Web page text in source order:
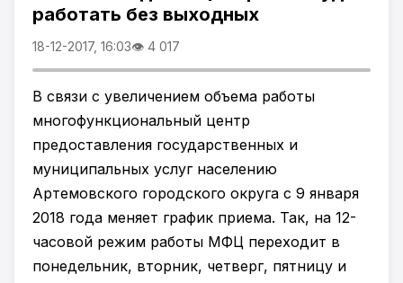
работать без выходных
18-12-2017, 16:03👁 4 017
В связи с увеличением объема работы
многофункциональный центр
предоставления государственных и
муниципальных услуг населению
Артемовского городского округа с 9 января
2018 года меняет график приема. Так, на 12-
часовой режим работы МФЦ переходит в
понедельник, вторник, четверг, пятницу и